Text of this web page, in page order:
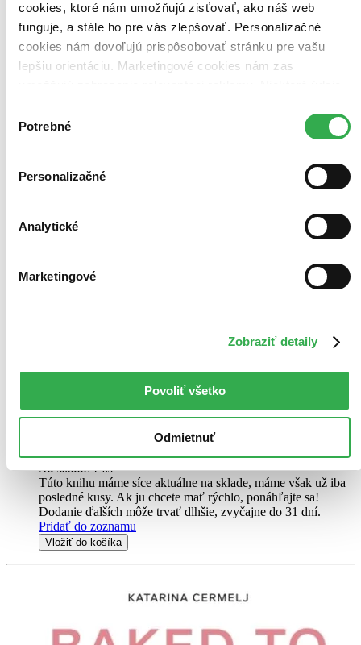
cookies, ktoré nám umožňujú zisťovať, ako náš web
funguje, a stále ho pre vás zlepšovať. Personalizačné
cookies nám dovoľujú prispôsobovať stránku pre vašu
lepšiu orientáciu. Marketingové cookies nám zas
keby sme mohli používať všetky tieto cookies. Ďakujeme!
súhlasu
Potrebné
Personalizačné
Analytické
Marketingové
Zobraziť detaily
Povoliť všetko
Odmietnuť
The Elements of Baking
Making any recipe gluten-free, dairy-free, egg-free or vegan
gluten-free,dairy-free, egg-free, vegan or even gluten-free vegan.
Armed with a PhD in Inorganic Chemistry, Katarina Cermelj lays
out the science behind baking and the ingredients that...
34,79 €
Na sklade 1 ks
Túto knihu máme síce aktuálne na sklade, máme však už iba
posledné kusy. Ak ju chcete mať rýchlo, ponáhľajte sa!
Dodanie ďalších môže trvať dlhšie, zvyčajne do 31 dní.
Pridať do zoznamu
Vložiť do košíka